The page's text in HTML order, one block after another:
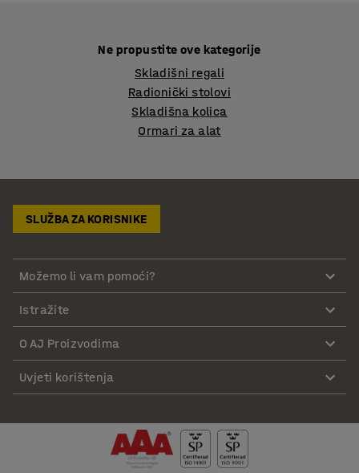
Ne propustite ove kategorije
Skladišni regali
Radionički stolovi
Skladišna kolica
Ormari za alat
SLUŽBA ZA KORISNIKE
Možemo li vam pomoći?
Istražite
O AJ Proizvodima
Uvjeti korištenja